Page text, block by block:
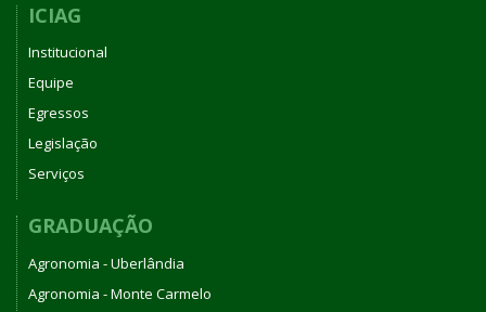
ICIAG
Institucional
Equipe
Egressos
Legislação
Serviços
GRADUAÇÃO
Agronomia - Uberlândia
Agronomia - Monte Carmelo